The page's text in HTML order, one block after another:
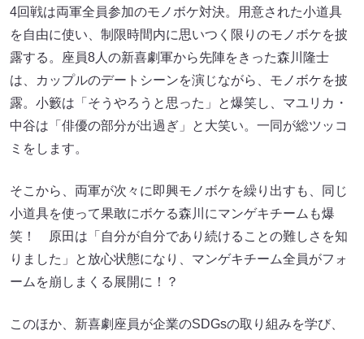
4回戦は両軍全員参加のモノボケ対決。用意された小道具
を自由に使い、制限時間内に思いつく限りのモノボケを披
露する。座員8人の新喜劇軍から先陣をきった森川隆士
は、カップルのデートシーンを演じながら、モノボケを披
露。小籔は「そうやろうと思った」と爆笑し、マユリカ・
中谷は「俳優の部分が出過ぎ」と大笑い。一同が総ツッコ
ミをします。
そこから、両軍が次々に即興モノボケを繰り出すも、同じ
小道具を使って果敢にボケる森川にマンゲキチームも爆
笑！ 原田は「自分が自分であり続けることの難しさを知
りました」と放心状態になり、マンゲキチーム全員がフォ
ームを崩しまくる展開に！？
このほか、新喜劇座員が企業のSDGsの取り組みを学び、